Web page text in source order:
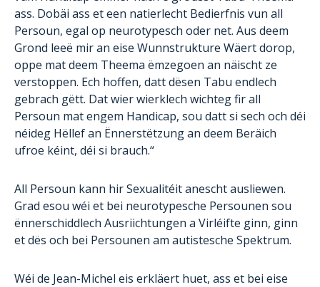
ass. Dobäi ass et een natierlecht Bedierfnis vun all
Persoun, egal op neurotypesch oder net. Aus deem
Grond leeë mir an eise Wunnstrukture Wäert dorop,
oppe mat deem Theema ëmzegoen an näischt ze
verstoppen. Ech hoffen, datt dësen Tabu endlech
gebrach gëtt. Dat wier wierklech wichteg fir all
Persoun mat engem Handicap, sou datt si sech och déi
néideg Hëllef an Ënnerstëtzung an deem Beräich
ufroe kéint, déi si brauch.“
All Persoun kann hir Sexualitéit anescht ausliewen.
Grad esou wéi et bei neurotypesche Persounen sou
ënnerschiddlech Ausriichtungen a Virléifte ginn, ginn
et dës och bei Persounen am autistesche Spektrum.
Wéi de Jean-Michel eis erkläert huet, ass et bei eise